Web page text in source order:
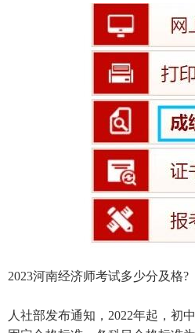
2023河南经济师考试多少分及格?
人社部发布通知，2022年起，初